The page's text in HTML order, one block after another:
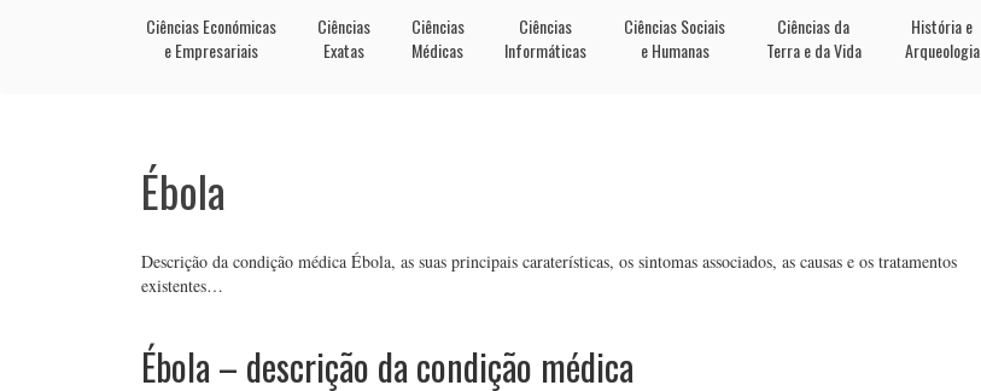
Ciências Económicas
e Empresariais
Ciências
Exatas
Ciências
Médicas
Ciências
Informáticas
Ciências Sociais
e Humanas
Ciências da
Terra e da Vida
História e
Arqueologia
Ébola
Descrição da condição médica Ébola, as suas principais caraterísticas, os sintomas associados, as causas e os tratamentos
existentes…
Ébola – descrição da condição médica